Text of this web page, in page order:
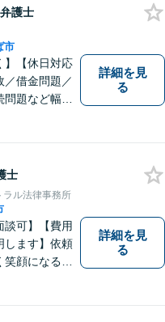
てまいりま
談くださ
時間受付中】
弁護士
市
】【休日対応
／借金問題／
題など幅広
一杯努力い
軽にご相談く
詳細を見
る
士
ラル法律事務所
談可】【費用
します】依頼
顔になるよ
詳細を見
る